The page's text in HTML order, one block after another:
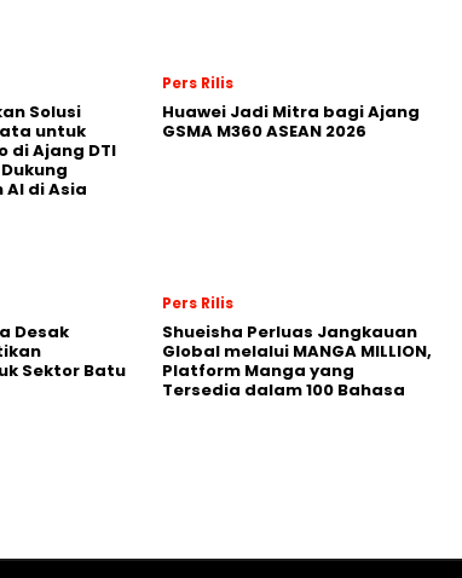
Solusi
untuk
di Ajang DTI
di Asia
Pers Rilis
Huawei Jadi Mitra bagi Ajang
GSMA M360 ASEAN 2026
Desak
Sektor Batu
Pers Rilis
Shueisha Perluas Jangkauan
Global melalui MANGA MILLION,
Platform Manga yang
Tersedia dalam 100 Bahasa